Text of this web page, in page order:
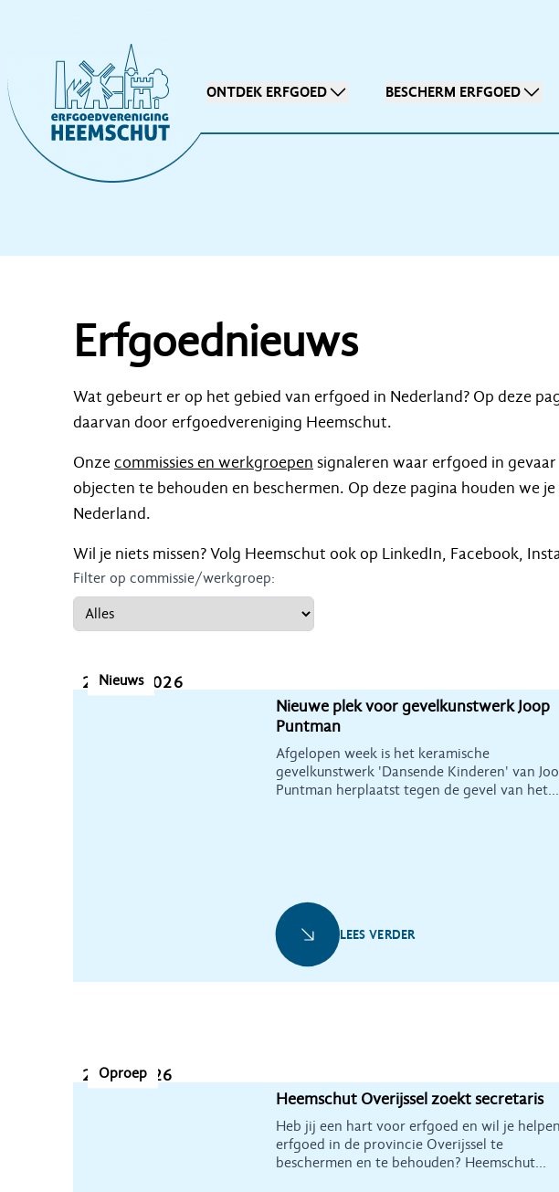
ONTDEK ERFGOED BESCHERM ERFGOED
Erfgoednieuws
Wat gebeurt er op het gebied van erfgoed in Nederland? Op deze
daarvan door erfgoedvereniging Heemschut.
Onzecommissies en werkgroepen signaleren waar erfgoed in
objecten te behouden en beschermen. Op deze pagina houden we
Nederland.
Wil je niets missen? Volg Heemschut ook op LinkedIn, Facebook,
Filter op commissie/werkgroep:
Nieuws
22 juli 2026
Nieuwe plek voor gevelkunstwerk Joop
Puntman
Afgelopen week is het keramische
gevelkunstwerk 'Dansende Kinderen' van
Puntman herplaatst tegen de gevel van het
LEES VERDER
Oproep
2 juli 2026
Heemschut Overijssel zoekt secretaris
Heb jij een hart voor erfgoed en wil je helpen
erfgoed in de provincie Overijssel te
beschermen en te behouden? Heemschut